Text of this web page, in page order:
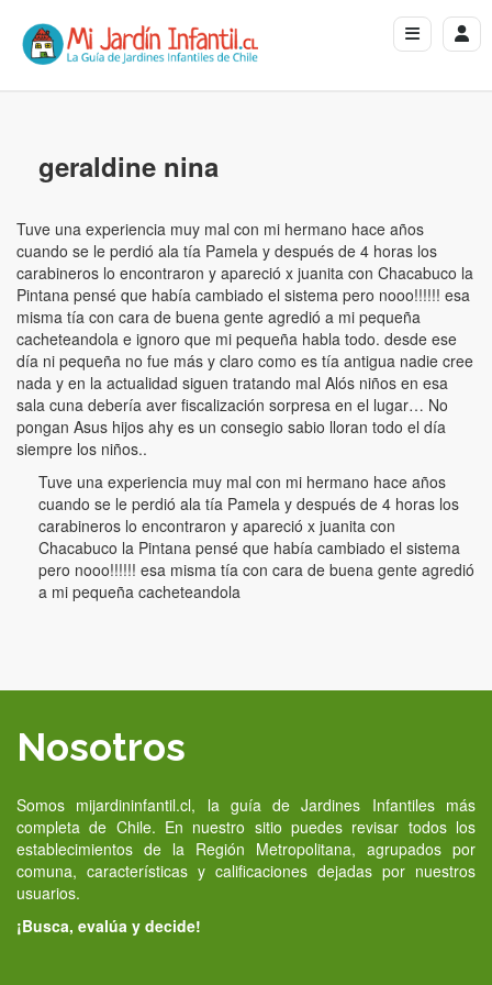
geraldine nina
Tuve una experiencia muy mal con mi hermano hace años
cuando se le perdió ala tía Pamela y después de 4 horas los
carabineros lo encontraron y apareció x juanita con Chacabuco la
Pintana pensé que había cambiado el sistema pero nooo!!!!!! esa
misma tía con cara de buena gente agredió a mi pequeña
cacheteandola e ignoro que mi pequeña habla todo. desde ese
día ni pequeña no fue más y claro como es tía antigua nadie cree
nada y en la actualidad siguen tratando mal Alós niños en esa
sala cuna debería aver fiscalización sorpresa en el lugar… No
pongan Asus hijos ahy es un consegio sabio lloran todo el día
siempre los niños..
Tuve una experiencia muy mal con mi hermano hace años
cuando se le perdió ala tía Pamela y después de 4 horas los
carabineros lo encontraron y apareció x juanita con
Chacabuco la Pintana pensé que había cambiado el sistema
pero nooo!!!!!! esa misma tía con cara de buena gente agredió
a mi pequeña cacheteandola
Nosotros
Somos mijardininfantil.cl, la guía de Jardines Infantiles más
completa de Chile. En nuestro sitio puedes revisar todos los
establecimientos de la Región Metropolitana, agrupados por
comuna, características y calificaciones dejadas por nuestros
usuarios.
¡Busca, evalúa y decide!